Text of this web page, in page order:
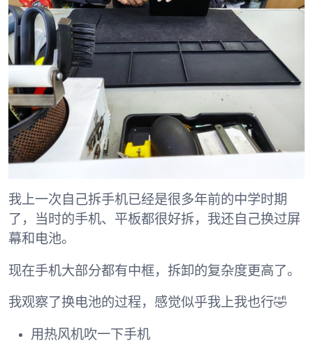
我上一次自己拆手机已经是很多年前的中学时期
了，当时的手机、平板都很好拆，我还自己换过屏
幕和电池。
现在手机大部分都有中框，拆卸的复杂度更高了。
我观察了换电池的过程，感觉似乎我上我也行🤣
用热风机吹一下手机